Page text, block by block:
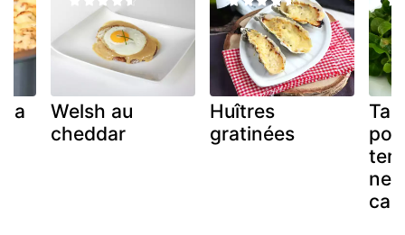
la
Welsh au
cheddar
Huîtres
gratinées